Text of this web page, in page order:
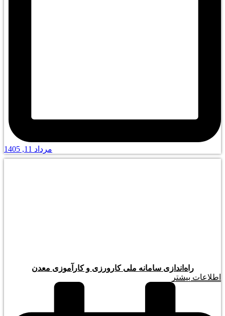
مرداد 11, 1405
راه‌اندازی سامانه ملی کارورزی و کارآموزی معدن
اطلاعات بیشتر